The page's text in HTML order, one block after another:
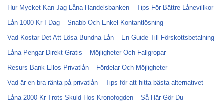
Hur Mycket Kan Jag Låna Handelsbanken – Tips För Bättre Lånevillkor
Lån 1000 Kr I Dag – Snabb Och Enkel Kontantlösning
Vad Kostar Det Att Lösa Bundna Lån – En Guide Till Förskottsbetalning
Låna Pengar Direkt Gratis – Möjligheter Och Fallgropar
Resurs Bank Ellos Privatlån – Fördelar Och Möjligheter
Vad är en bra ränta på privatlån – Tips för att hitta bästa alternativet
Låna 2000 Kr Trots Skuld Hos Kronofogden – Så Här Gör Du